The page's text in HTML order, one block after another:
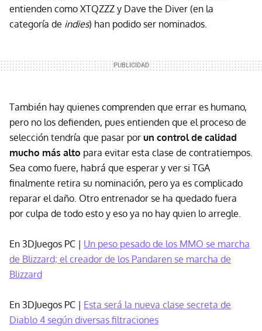
entienden como XTQZZZ y Dave the Diver (en la
categoría de indies) han podido ser nominados.
También hay quienes comprenden que errar es humano,
pero no los defienden, pues entienden que el proceso de
selección tendría que pasar por un control de calidad
mucho más alto para evitar esta clase de contratiempos.
Sea como fuere, habrá que esperar y ver si TGA
finalmente retira su nominación, pero ya es complicado
reparar el daño. Otro entrenador se ha quedado fuera
por culpa de todo esto y eso ya no hay quien lo arregle.
En 3DJuegos PC | Un peso pesado de los MMO se marcha
de Blizzard; el creador de los Pandaren se marcha de
Blizzard
En 3DJuegos PC | Esta será la nueva clase secreta de
Diablo 4 según diversas filtraciones